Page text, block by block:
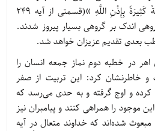
«كَمْ مِنْ فِئَةٍ قَلِيلَةٍ غَلَبَتْ فِئَةً كَثِيرَةً بِإِذْنِ اللَّهِ »(قسمتی از آیه 249
اندک بر گروهی بسیار پیروز شدند.
بعدی تقدیم عزیزان خواهد شد.
در خطبه دوم نماز جمعه انسان را
و خاطرنشان کرد: این تربیت از صفر
و اوج گرفته و به حدی می‌رسد که
موجود را همراهی کنند و پیامبران نیز
شده‌اند که خداوند متعال در آیه